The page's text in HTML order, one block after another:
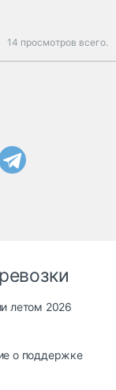
14 просмотров всего.
летом 2026
о поддержке